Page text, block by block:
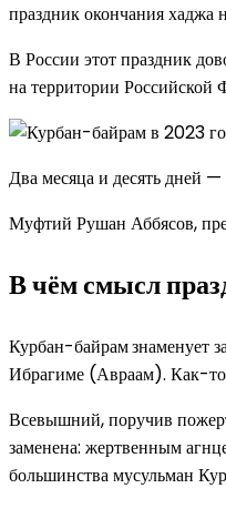
праздник окончания хаджа
В России этот праздник
на территории Российской
Два месяца и десять дней
Муфтий Рушан Аббясов,
В чём смысл
Курбан-байрамзнаменует
Ибрагиме (Авраам). Как-то
Всевышний, поручив
заменена: жертвенным
большинства мусульман